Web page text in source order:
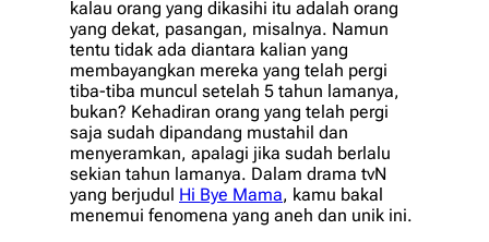
kalau orang yang dikasihi itu adalah orang
yang dekat, pasangan, misalnya. Namun
tentu tidak ada diantara kalian yang
membayangkan mereka yang telah pergi
tiba-tiba muncul setelah 5 tahun lamanya,
bukan? Kehadiran orang yang telah pergi
saja sudah dipandang mustahil dan
menyeramkan, apalagi jika sudah berlalu
sekian tahun lamanya. Dalam drama tvN
yang berjudul Hi Bye Mama, kamu bakal
menemui fenomena yang aneh dan unik ini.